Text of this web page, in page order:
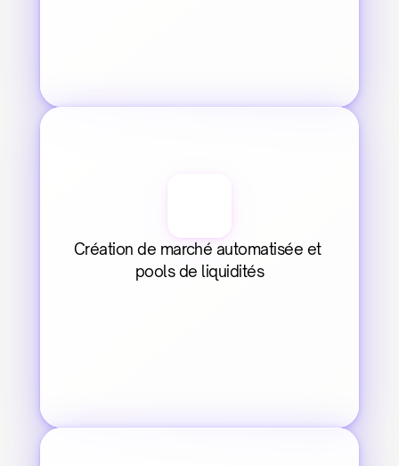
Création de marché automatisée et
pools de liquidités